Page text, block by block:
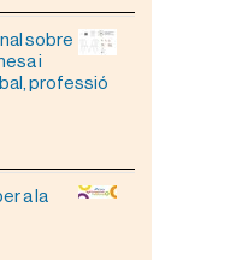
sobre
i
professió
a la